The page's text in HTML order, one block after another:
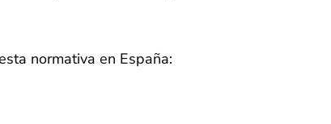
normativa en España: